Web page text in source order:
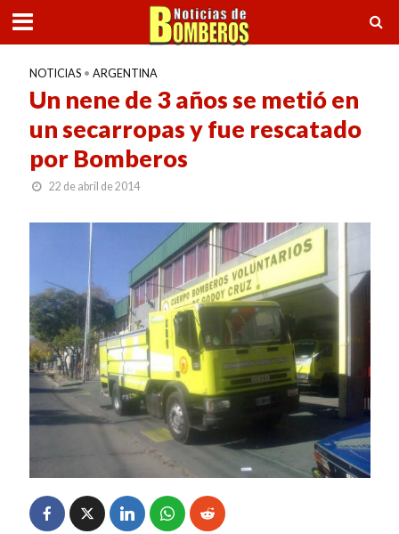
NOTICIAS • ARGENTINA
Un nene de 3 años se metió en
un secarropas y fue rescatado
por Bomberos
22 de abril de 2014